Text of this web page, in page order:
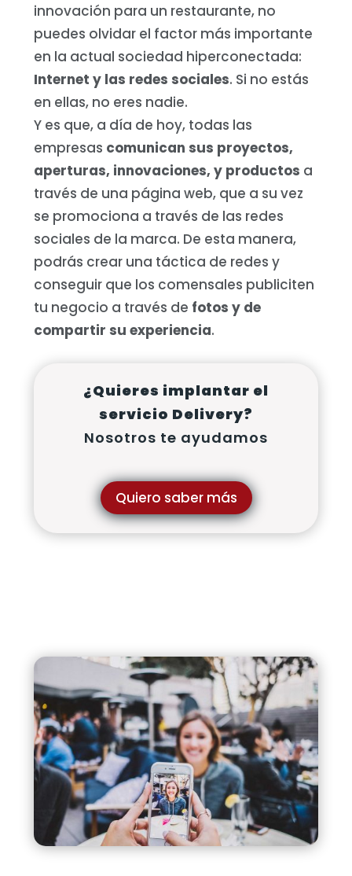
innovación para un restaurante, no
puedes olvidar el factor más importante
en la actual sociedad hiperconectada:
Internet y las redes sociales. Si no estás
en ellas, no eres nadie.
Y es que, a día de hoy, todas las
empresas comunican sus proyectos,
aperturas, innovaciones, y productos a
través de una página web, que a su vez
se promociona a través de las redes
sociales de la marca. De esta manera,
podrás crear una táctica de redes y
conseguir que los comensales publiciten
tu negocio a través de fotos y de
compartir su experiencia.
¿Quieres implantar el
servicio Delivery?
Nosotros te ayudamos
Quiero saber más